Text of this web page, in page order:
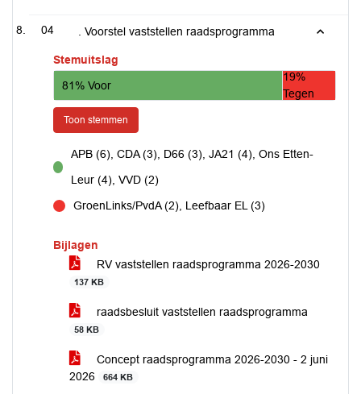
04 . Voorstel vaststellen raadsprogramma
Stemuitslag
81% Voor
19%
Tegen
Toon stemmen
voor
APB (6), CDA (3), D66 (3), JA21 (4), Ons Etten-
Leur (4), VVD (2)
GroenLinks/PvdA (2), Leefbaar EL (3)
Bijlagen
RV vaststellen raadsprogramma 2026-2030
137 KB
raadsbesluit vaststellen raadsprogramma
58 KB
Concept raadsprogramma 2026-2030 - 2 juni
2026
664 KB